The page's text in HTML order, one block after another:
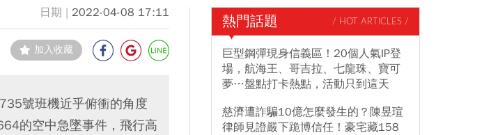
2022-04-08 17:11
加入收藏
號班機近乎俯衝的角度
的空中急墜事件，飛行高
熱門話題 / HOT ARTICLES /
巨型鋼彈現身信義區！20個人氣IP登
場，航海王、哥吉拉、七龍珠、寶可
夢…盤點打卡熱點，活動只到這天
慈濟遭詐騙10億怎麼發生的？陳昱瑄
律師見證嚴下跪博信任！豪宅藏158